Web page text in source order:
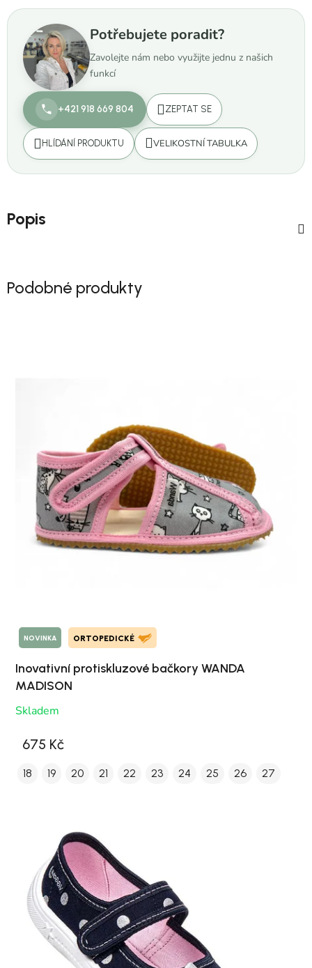
Potřebujete poradit?
Zavolejte nám nebo využijte jednu z našich
funkcí
+421 918 669 804 ZEPTAT SE
HLÍDÁNÍ PRODUKTU VELIKOSTNÍ TABULKA
Popis
Podobné produkty
NOVINKA ORTOPEDICKÉ
Inovativní protiskluzové bačkory WANDA
MADISON
Skladem
675 Kč
18 19 20 21 22 23 24 25 26 27